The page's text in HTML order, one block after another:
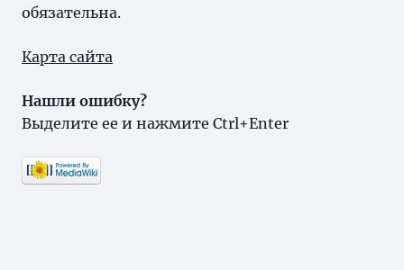
обязательна.
Карта сайта
Нашли ошибку?
Выделите ее и нажмите Ctrl+Enter